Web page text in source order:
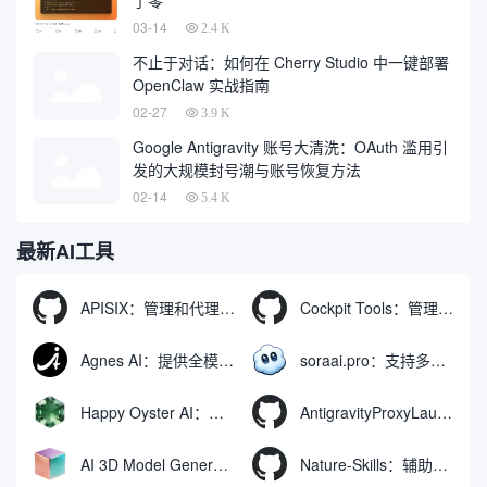
03-14 2.4 K
不止于对话：如何在 Cherry Studio 中一键部署
OpenClaw 实战指南
02-27 3.9 K
Google Antigravity 账号大清洗：OAuth 滥用引
发的大规模封号潮与账号恢复方法
02-14 5.4 K
最新AI工具
APISIX：管理和代理API及大模型流量的高性能网关 Cockpit Tools：管理多个AI编程IDE账号与配置多开独立实例的本地桌面应用
Agnes AI：提供全模态模型免费API、支持图文视频生成与复杂工程执行的智能体平台 soraai.pro：支持多模型文字转视频和图像生成的在线创作工具
Happy Oyster AI：生成可交互式3D虚拟世界与视频的大模型 AntigravityProxyLauncher：免TUN全局代理使用Antigravity IDE
AI 3D Model Generator：通过文本和图像快速生成3D模型的在线工具 Nature-Skills：辅助撰写学术论文和绘制科研图表的智能体插件